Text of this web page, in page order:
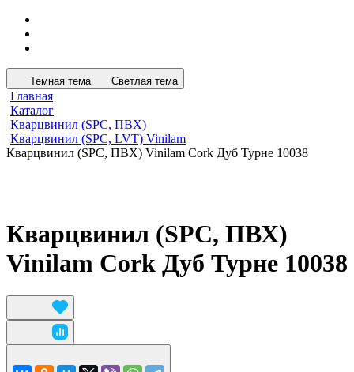
Темная тема Светлая тема
Главная
Каталог
Кварцвинил (SPC, ПВХ)
Кварцвинил (SPC, LVT) Vinilam
Кварцвинил (SPC, ПВХ) Vinilam Cork Дуб Турне 10038
Кварцвинил (SPC, ПВХ)
Vinilam Cork Дуб Турне 10038